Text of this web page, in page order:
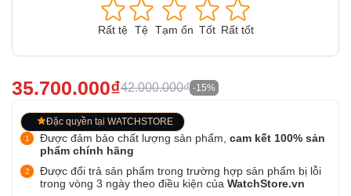
Rất tệ Tệ Tạm ổn Tốt Rất tốt
35.700.000₫42.000.000₫ -15%
Đặc quyền tại WATCHSTORE
Được đảm bảo chất lượng sản phẩm, cam kết 100% sản
phẩm chính hãng
Được đổi trả sản phẩm trong trường hợp sản phẩm bị lỗi
trong vòng 3 ngày theo điều kiện của WatchStore.vn